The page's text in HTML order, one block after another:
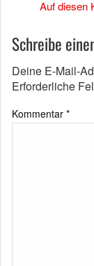
Auf diesen
Schreibe
Deine E-Mail-
Erforderliche
Kommentar *